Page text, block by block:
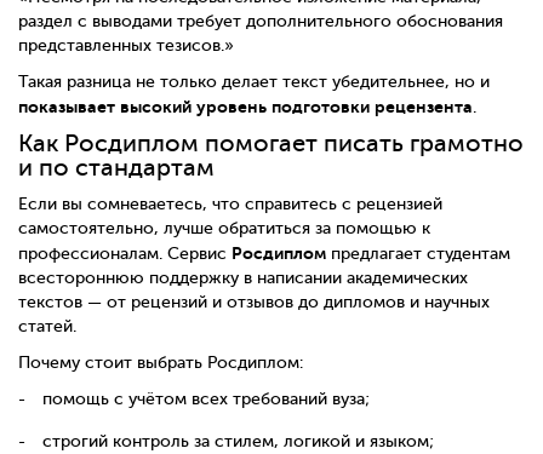
раздел с выводами требует дополнительного обоснования
представленных тезисов.»
Такая разница не только делает текст убедительнее, но и
показывает высокий уровень подготовки рецензента
Как Росдиплом помогает писать грамотно
и по стандартам
Если вы сомневаетесь, что справитесь с рецензией
самостоятельно, лучше обратиться за помощью к
профессионалам. Сервис Росдиплом предлагает студентам
всестороннюю поддержку в написании академических
текстов — от рецензий и отзывов до дипломов и научных
статей.
Почему стоит выбрать Росдиплом:
помощь с учётом всех требований вуза;
строгий контроль за стилем, логикой и языком;